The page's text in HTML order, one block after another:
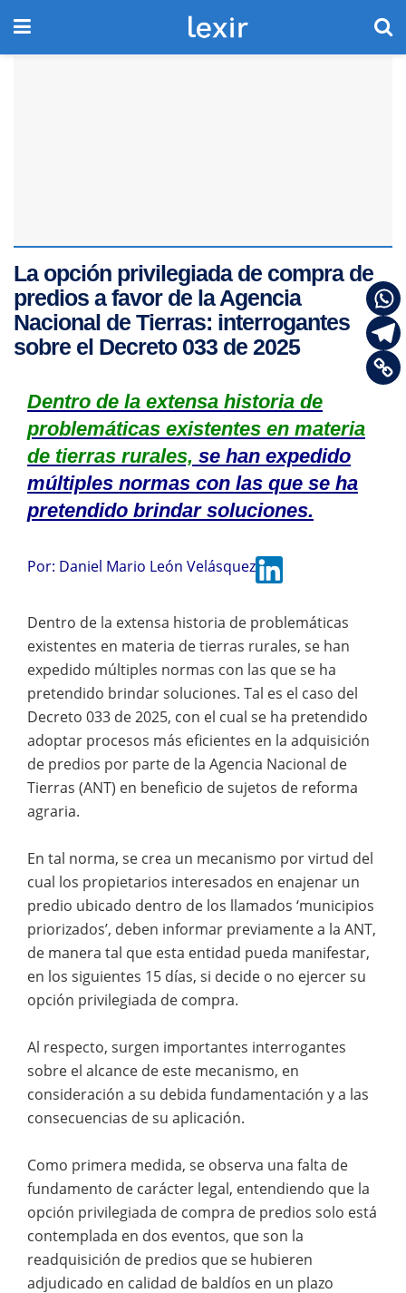
La opción privilegiada de compra de
predios a favor de la Agencia
Nacional de Tierras: interrogantes
sobre el Decreto 033 de 2025
Dentro de la extensa historia de
problemáticas existentes en materia
de tierras rurales, se han expedido
múltiples normas con las que se ha
pretendido brindar soluciones.
Por: Daniel Mario León Velásquez
Dentro de la extensa historia de problemáticas
existentes en materia de tierras rurales, se han
expedido múltiples normas con las que se ha
pretendido brindar soluciones. Tal es el caso del
Decreto 033 de 2025, con el cual se ha pretendido
adoptar procesos más eficientes en la adquisición
de predios por parte de la Agencia Nacional de
Tierras (ANT) en beneficio de sujetos de reforma
agraria.
En tal norma, se crea un mecanismo por virtud del
cual los propietarios interesados en enajenar un
predio ubicado dentro de los llamados ‘municipios
priorizados’, deben informar previamente a la ANT,
de manera tal que esta entidad pueda manifestar,
en los siguientes 15 días, si decide o no ejercer su
opción privilegiada de compra.
Al respecto, surgen importantes interrogantes
sobre el alcance de este mecanismo, en
consideración a su debida fundamentación y a las
consecuencias de su aplicación.
Como primera medida, se observa una falta de
fundamento de carácter legal, entendiendo que la
opción privilegiada de compra de predios solo está
contemplada en dos eventos, que son la
readquisición de predios que se hubieren
adjudicado en calidad de baldíos en un plazo